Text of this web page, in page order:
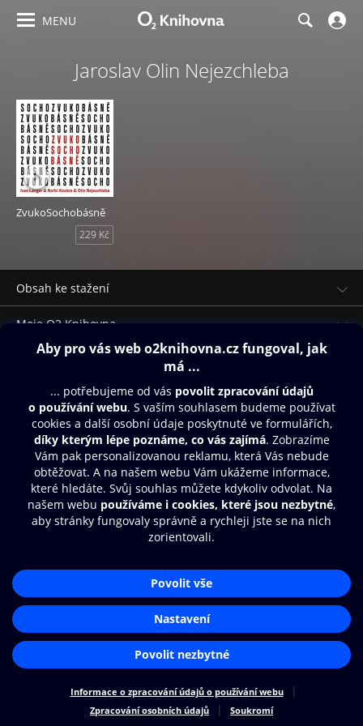
MENU
Jaroslav Olin Nejezchleba
ZvukoSochobásně
229 Kč
Obsah ke stažení
Moje O2 Knihovna
Další zábava
© O2 Czech Republic a.s.
Nákupní řád
Přístupnost
Zásady zpracování osobních údajů
Cookies
Aplikace O2 Knihovna
Čti a poslouchej své e-knihy a
audioknihy rychleji a pohodlněji.